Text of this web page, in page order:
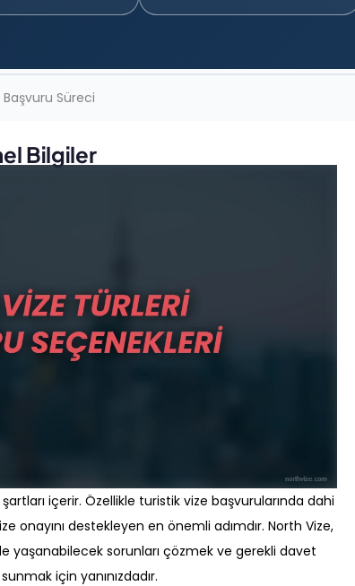
Başvuru Süreci
Bilgiler
içerir. Özellikle turistik vize başvurularında dahi
onayını destekleyen en önemli adımdır. North Vize,
yaşanabilecek sorunları çözmek ve gerekli davet
için yanınızdadır.